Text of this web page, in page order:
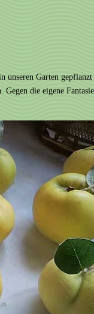
Garten
die eigene